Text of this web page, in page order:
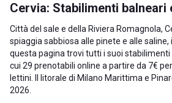
Cervia: Stabilimenti balneari
Città del sale e della Riviera Romagnola,
spiaggia sabbiosa alle pinete e alle saline,
questa pagina trovi tutti i suoi stabilimenti
cui 29 prenotabili online a partire da 7€
lettini. Il litorale di Milano Marittima e
2026.